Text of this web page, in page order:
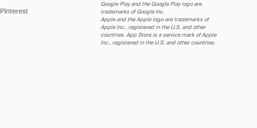
Pinterest
Google Play and the Google Play logo are
trademarks of Google Inc.
Apple and the Apple logo are trademarks of
Apple Inc., registered in the U.S. and other
countries. App Store is a service mark of Apple
Inc., registered in the U.S. and other countries.